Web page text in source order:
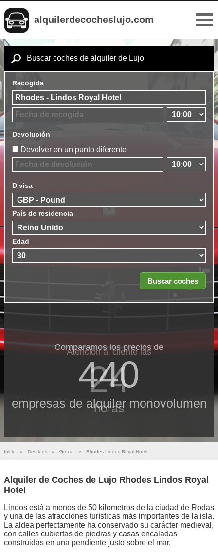
alquilerdecocheslujo.com
Buscar coches de alquiler de Lujo
Recogida
Devolución
Devolver en un punto diferente
Divisa
País de residencia
Edad
Comparamos los precios de
440
empresas de alquiler monovolumen
Atención al cliente las
24
horas
Inicio » Destinos » Grecia » Rhodes Lindos Royal Hotel
Alquiler de Coches de Lujo Rhodes Lindos Royal
Hotel
Lindos está a menos de 50 kilómetros de la ciudad de Rodas
y una de las atracciones turísticas más importantes de la isla.
La aldea perfectamente ha conservado su carácter medieval,
con calles cubiertas de piedras y casas encaladas
construidas en una pendiente justo sobre el mar.